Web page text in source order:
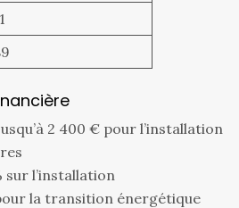
2 400 € pour l’installation
sur l’installation
la transition énergétique